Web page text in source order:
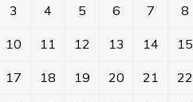
3 4 5 6 7 8
10 11 12 13 14 15
17 18 19 20 21 22